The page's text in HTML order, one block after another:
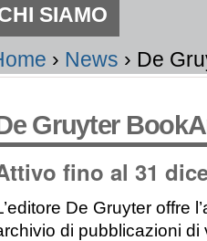
SIAMO
› News › De
Gruyter
fino al 31
De Gruyter offre
di pubblicazioni di